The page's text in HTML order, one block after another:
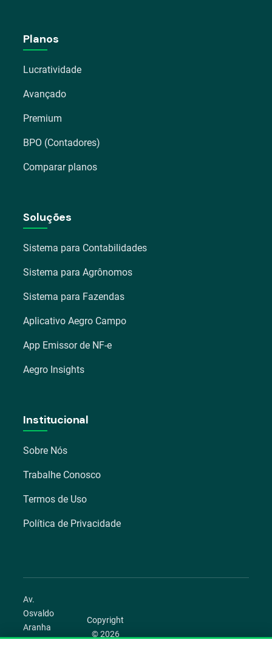
Planos
Lucratividade
Avançado
Premium
BPO (Contadores)
Comparar planos
Soluções
Sistema para Contabilidades
Sistema para Agrônomos
Sistema para Fazendas
Aplicativo Aegro Campo
App Emissor de NF-e
Aegro Insights
Institucional
Sobre Nós
Trabalhe Conosco
Termos de Uso
Política de Privacidade
Av.
Osvaldo
Aranha
1022 –
Copyright
© 2026